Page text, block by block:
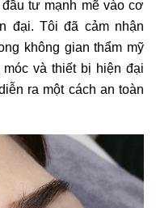
tư mạnh mẽ vào cơ
đại. Tôi đã cảm nhận
không gian thẩm mỹ
và thiết bị hiện đại
ra một cách an toàn